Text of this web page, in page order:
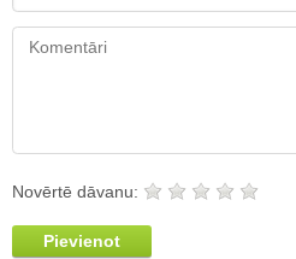
Novērtē dāvanu:
Pievienot